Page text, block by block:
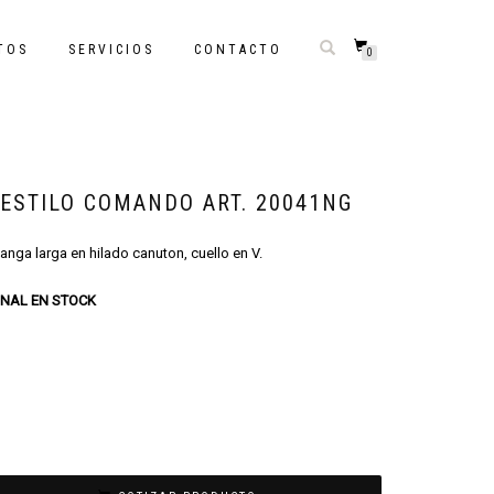
SERVICIOS CONTACTO 0
COMANDO ART. 20041NG
larga en hilado canuton, cuello en V.
EN STOCK